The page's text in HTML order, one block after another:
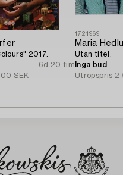
2017.
6d 20 tim
SEK
1721969
Maria
Utan titel.
Inga bud
Utropspris 2